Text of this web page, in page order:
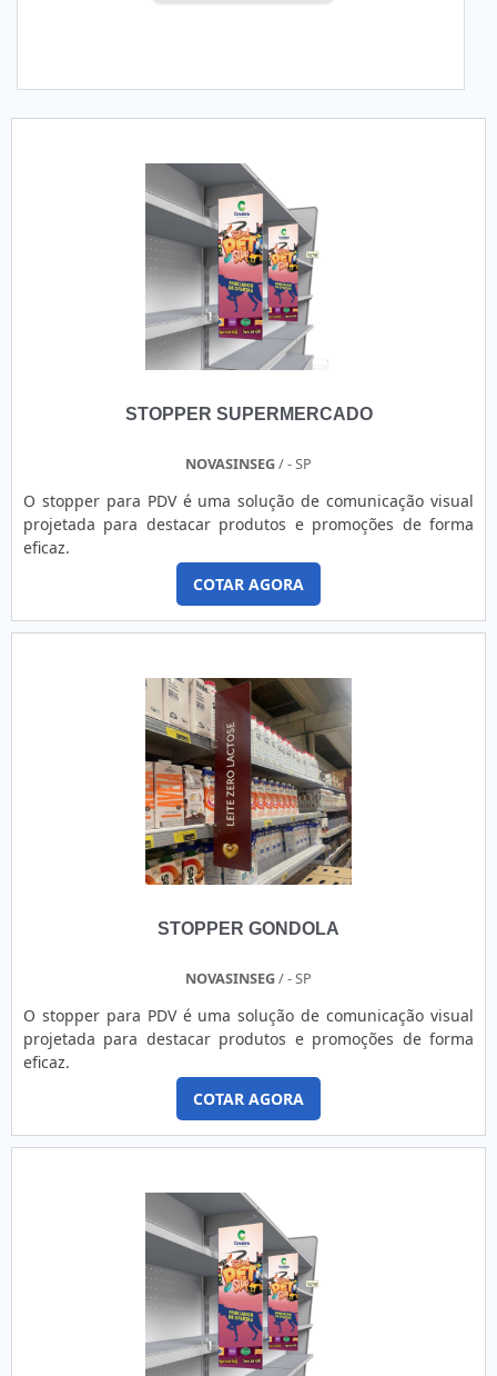
STOPPER SUPERMERCADO
NOVASINSEG/ - SP
O stopper para PDV é uma solução de comunicação visual
projetada para destacar produtos e promoções de forma
eficaz.
COTAR AGORA
STOPPER GONDOLA
NOVASINSEG/ - SP
O stopper para PDV é uma solução de comunicação visual
projetada para destacar produtos e promoções de forma
eficaz.
COTAR AGORA